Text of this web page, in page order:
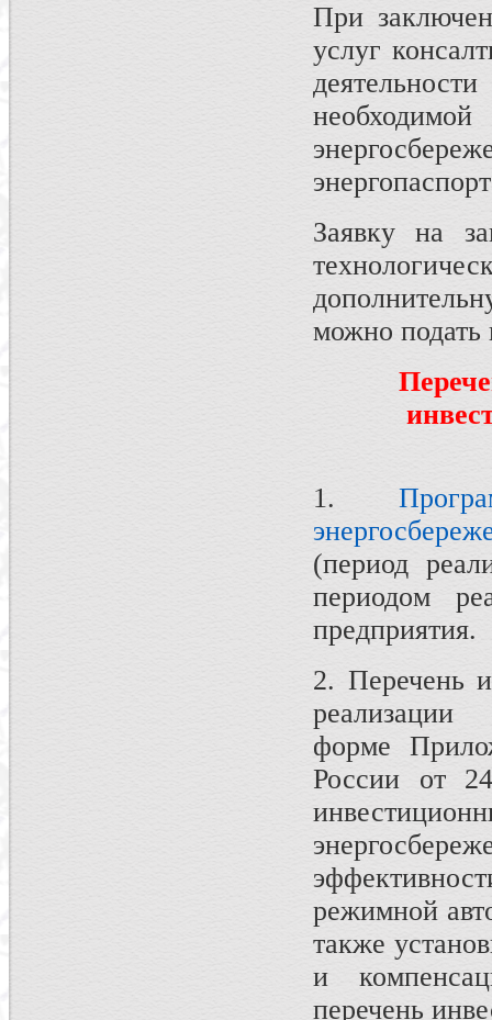
При
услуг
Заявку на
можно
1.
(период
периодом
предприятия.
2. Перечень
форме
России от
режимной
также
и
перечень